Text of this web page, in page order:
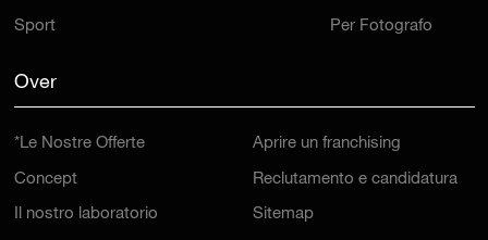
Sport Per Fotografo
Over
*Le Nostre Offerte
Concept
Il nostro laboratorio
Aprire un franchising
Reclutamento e candidatura
Sitemap